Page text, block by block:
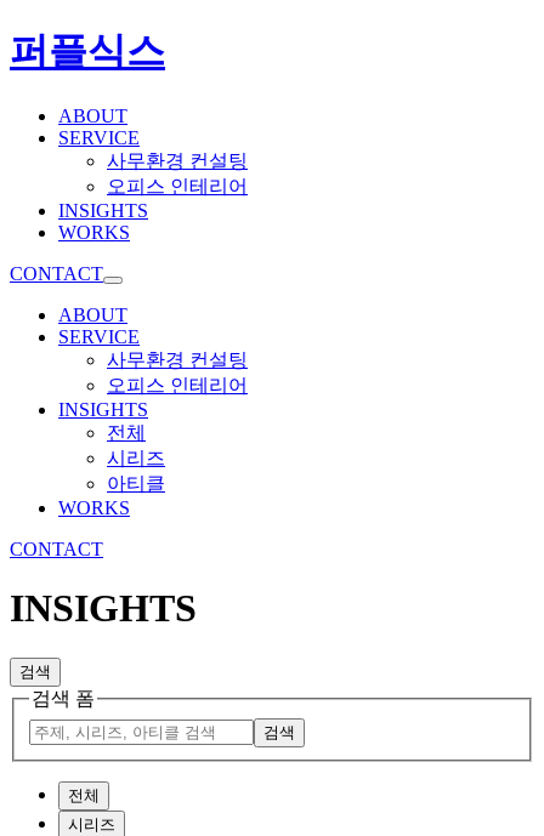
퍼플식스
ABOUT
SERVICE
사무환경 컨설팅
오피스 인테리어
INSIGHTS
WORKS
CONTACT
ABOUT
SERVICE
사무환경 컨설팅
오피스 인테리어
INSIGHTS
전체
시리즈
아티클
WORKS
CONTACT
INSIGHTS
검색
검색 폼
검색
전체
시리즈